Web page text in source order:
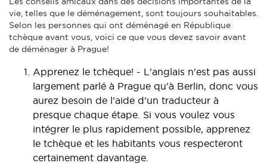
vie, telles que le déménagement, sont toujours souhaitables.
Selon les personnes qui ont déménagé en République
tchèque avant vous, voici ce que vous devez savoir avant
de déménager à Prague!
Apprenez le tchèque! - L'anglais n'est pas aussi
largement parlé à Prague qu'à Berlin, donc vous
aurez besoin de l'aide d'un traducteur à
presque chaque étape. Si vous voulez vous
intégrer le plus rapidement possible, apprenez
le tchèque et les habitants vous respecteront
certainement davantage.